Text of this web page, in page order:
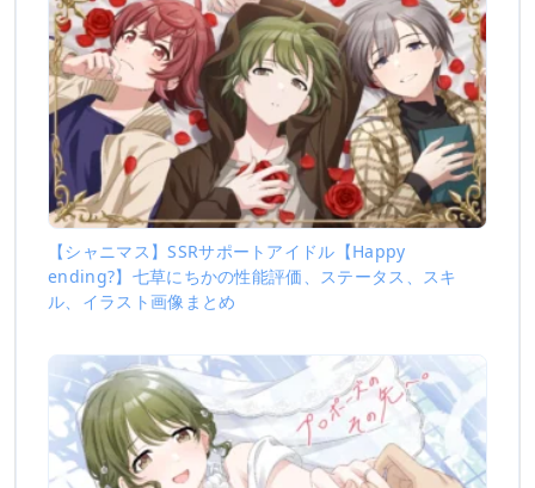
【シャニマス】SSRサポートアイドル【Happy
ending?】七草にちかの性能評価、ステータス、スキ
ル、イラスト画像まとめ